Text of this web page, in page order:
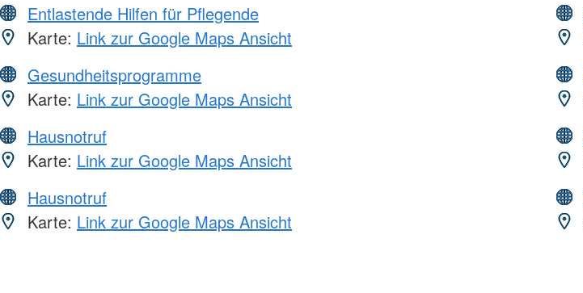
Entlastende Hilfen für Pflegende
Karte: Link zur Google Maps Ansicht
Gesundheitsprogramme
Karte: Link zur Google Maps Ansicht
Hausnotruf
Karte: Link zur Google Maps Ansicht
Hausnotruf
Karte: Link zur Google Maps Ansicht